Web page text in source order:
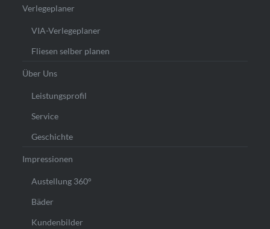
Verlegeplaner
VIA-Verlegeplaner
Fliesen selber planen
Über Uns
Leistungsprofil
Service
Geschichte
Impressionen
Austellung 360°
Bäder
Kundenbilder